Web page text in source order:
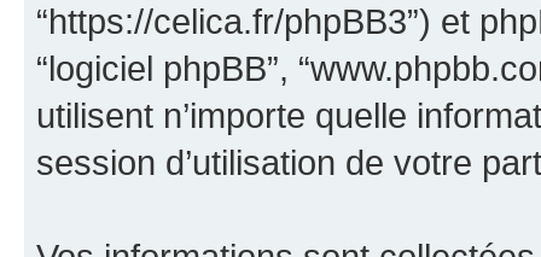
“https://celica.fr/phpBB3”) et
“logiciel phpBB”,
utilisent n’importe quelle
session d’utilisation de votre